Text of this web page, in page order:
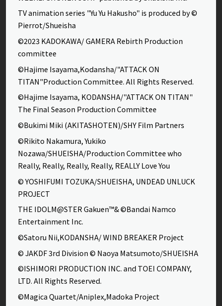
TV animation series "Yu Yu Hakusho" is produced by ©
Pierrot/Shueisha
©2023 KADOKAWA/ GAMERA Rebirth Production
committee
©Hajime Isayama,Kodansha/"ATTACK ON
TITAN"Production Committee. All Rights Reserved.
©Hajime Isayama, KODANSHA/"ATTACK ON TITAN"
The Final Season Production Committee
©Bukimi Miki (AKITASHOTEN)/SHY Film Partners
©Rikito Nakamura, Yukiko
Nozawa/SHUEISHA/Production Committee who
Really, Really, Really, Really, REALLY Love You
© YOSHIFUMI TOZUKA/SHUEISHA, UNDEAD UNLUCK
PROJECT
THE IDOLM@STER Gakuen™& ©Bandai Namco
Entertainment Inc.
©Satoru Nii,KODANSHA/ WIND BREAKER Project
© JAKDF 3rd Division © Naoya Matsumoto/SHUEISHA
©ISHIMORI PRODUCTION INC. and TOEI COMPANY,
LTD. All Rights Reserved.
©Magica Quartet/Aniplex,Madoka Project